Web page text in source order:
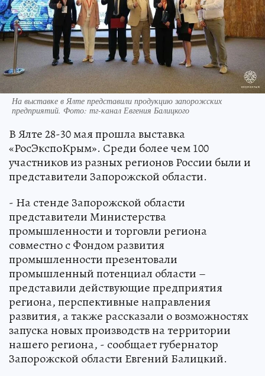
На выставке в Ялте представили продукцию запорожских
предприятий. Фото: тг-канал Евгения Балицкого
В Ялте 28-30 мая прошла выставка
«РосЭкспоКрым». Среди более чем 100
участников из разных регионов России были и
представители Запорожской области.
- На стенде Запорожской области
представители Министерства
промышленности и торговли региона
совместно с Фондом развития
промышленности презентовали
промышленный потенциал области –
представили действующие предприятия
региона, перспективные направления
развития, а также рассказали о возможностях
запуска новых производств на территории
нашего региона, - сообщает губернатор
Запорожской области Евгений Балицкий.